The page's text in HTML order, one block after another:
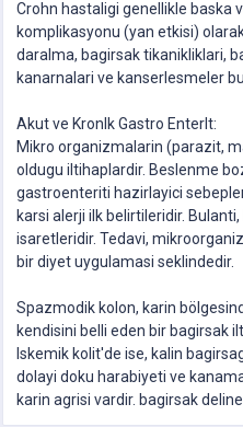
Crohn hastaligi genellikle baska
komplikasyonu (yan etkisi)
daralma, bagirsak tikanikliklari,
kanarnalari ve kanserlesmeler
Akut ve Kronlk Gastro Enterlt:
Mikro organizmalarin (parazit,
oldugu iltihaplardir. Beslenme
gastroenteriti hazirlayici
karsi alerji ilk belirtileridir.
isaretleridir. Tedavi,
bir diyet uygulamasi seklindedir.
Spazmodik kolon, karin
kendisini belli eden bir bagirsak
Iskemik kolit'de ise, kalin
dolayi doku harabiyeti ve
karin agrisi vardir. bagirsak